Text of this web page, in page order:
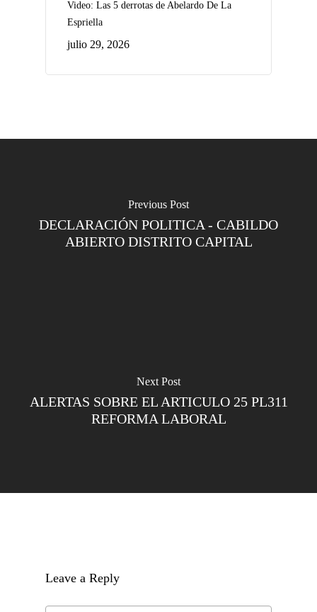
Video: Las 5 derrotas de Abelardo De La
Espriella
julio 29, 2026
Previous Post
DECLARACIÓN POLITICA - CABILDO
ABIERTO DISTRITO CAPITAL
Next Post
ALERTAS SOBRE EL ARTICULO 25 PL311
REFORMA LABORAL
Leave a Reply